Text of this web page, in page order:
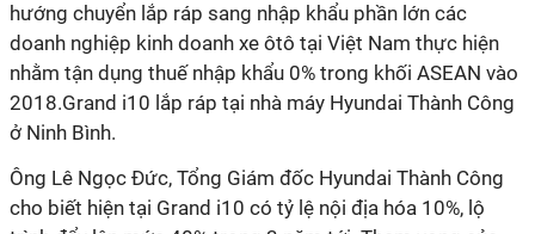
hướng chuyển lắp ráp sang nhập khẩu phần lớn các
doanh nghiệp kinh doanh xe ôtô tại Việt Nam thực hiện
nhằm tận dụng thuế nhập khẩu 0% trong khối ASEAN vào
2018.Grand i10 lắp ráp tại nhà máy Hyundai Thành Công
ở Ninh Bình.
Ông Lê Ngọc Đức, Tổng Giám đốc Hyundai Thành Công
cho biết hiện tại Grand i10 có tỷ lệ nội địa hóa 10%, lộ